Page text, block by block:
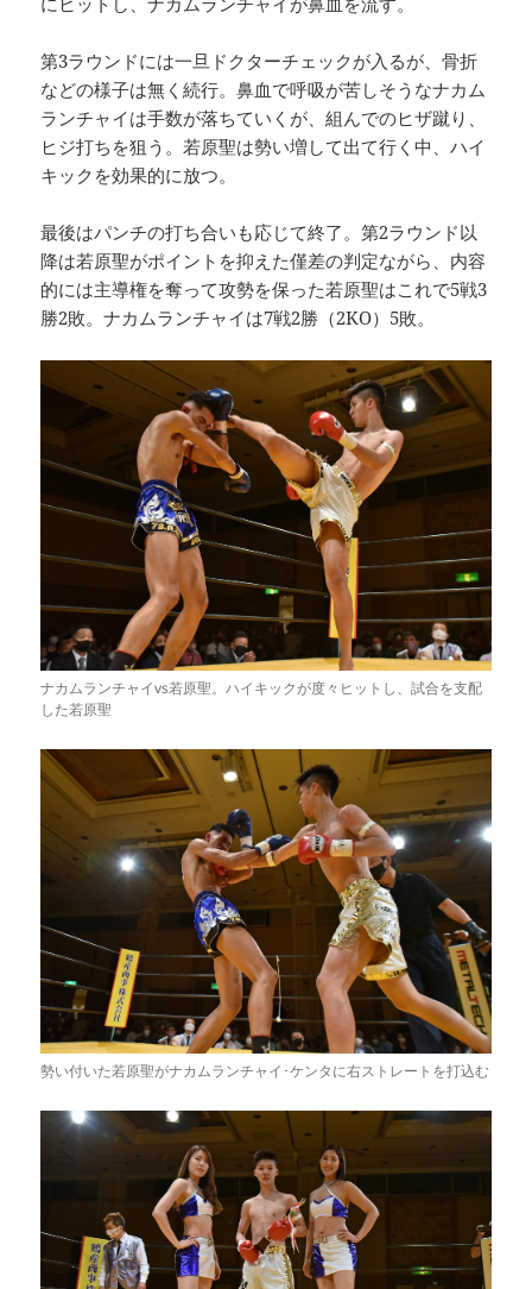
第3ラウンドには一旦ドクターチェックが入るが、骨折
などの様子は無く続行。鼻血で呼吸が苦しそうなナカム
ランチャイは手数が落ちていくが、組んでのヒザ蹴り、
ヒジ打ちを狙う。若原聖は勢い増して出て行く中、ハイ
キックを効果的に放つ。
最後はパンチの打ち合いも応じて終了。第2ラウンド以
降は若原聖がポイントを抑えた僅差の判定ながら、内容
的には主導権を奪って攻勢を保った若原聖はこれで5戦3
勝2敗。ナカムランチャイは7戦2勝（2KO）5敗。
ナカムランチャイvs若原聖。ハイキックが度々ヒットし、試合を支配
した若原聖
勢い付いた若原聖がナカムランチャイ･ケンタに右ストレートを打込む